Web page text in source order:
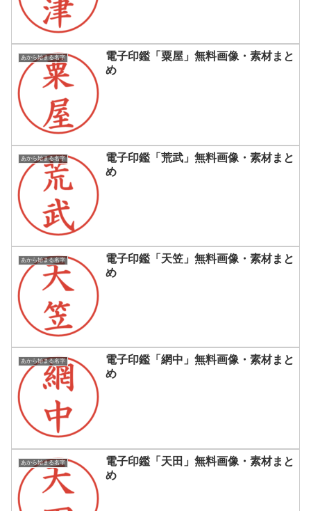
あから始まる名字
電子印鑑「粟屋」無料画像・素材まと
め
あから始まる名字
電子印鑑「荒武」無料画像・素材まと
め
あから始まる名字
電子印鑑「天笠」無料画像・素材まと
め
あから始まる名字
電子印鑑「網中」無料画像・素材まと
め
あから始まる名字
電子印鑑「天田」無料画像・素材まと
め